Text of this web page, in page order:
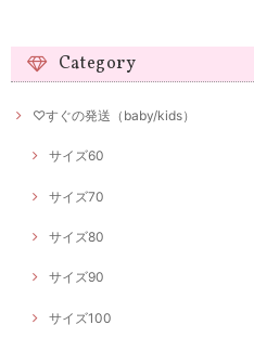
Category
♡すぐの発送（baby/kids）
サイズ60
サイズ70
サイズ80
サイズ90
サイズ100